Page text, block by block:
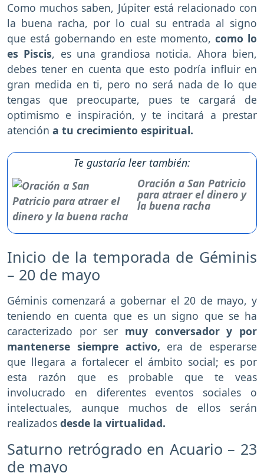
Como muchos saben, Júpiter está relacionado con
la buena racha, por lo cual su entrada al signo
que está gobernando en este momento, como lo
es Piscis, es una grandiosa noticia. Ahora bien,
debes tener en cuenta que esto podría influir en
gran medida en ti, pero no será nada de lo que
tengas que preocuparte, pues te cargará de
optimismo e inspiración, y te incitará a prestar
atención a tu crecimiento espiritual.
Te gustaría leer también:
Oración a San Patricio
para atraer el dinero y
la buena racha
Inicio de la temporada de Géminis
– 20 de mayo
Géminis comenzará a gobernar el 20 de mayo, y
teniendo en cuenta que es un signo que se ha
caracterizado por ser muy conversador y por
mantenerse siempre activo, era de esperarse
que llegara a fortalecer el ámbito social; es por
esta razón que es probable que te veas
involucrado en diferentes eventos sociales o
intelectuales, aunque muchos de ellos serán
realizados desde la virtualidad.
Saturno retrógrado en Acuario – 23
de mayo